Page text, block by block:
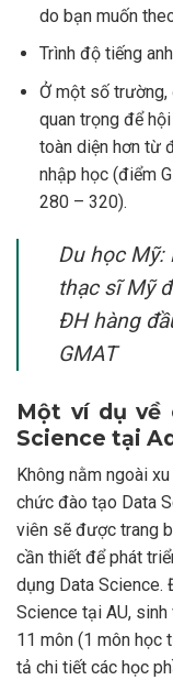
do bạn muốn
Trình độ tiếng
Ở một số trường,
quan trọng để
toàn diện hơn từ
nhập học (điểm
280 – 320).
Du học Mỹ:
thạc sĩ Mỹ
ĐH hàng
GMAT
Một ví dụ về
Science tại
Không nằm ngoài
chức đào tạo Data
viên sẽ được trang
cần thiết để phát
dụng Data Science.
Science tại AU,
11 môn (1 môn học
tả chi tiết các học